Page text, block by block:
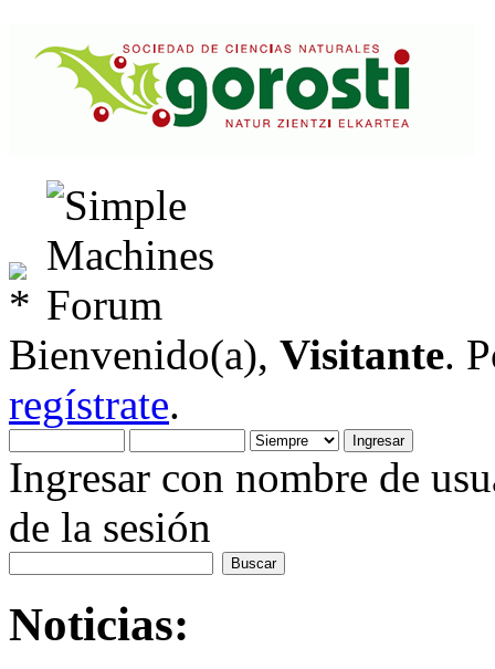
Bienvenido(a), Visitante.
regístrate.
Ingresar con nombre de
de la sesión
Noticias: